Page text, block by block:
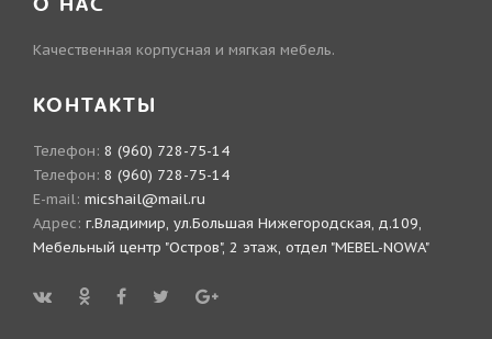
Качественная корпусная и мягкая мебель.
КОНТАКТЫ
Телефон: 8 (960) 728-75-14
Телефон: 8 (960) 728-75-14
E-mail: micshail@mail.ru
Адрес: г.Владимир, ул.Большая Нижегородская, д.109,
Мебельный центр "Остров", 2 этаж, отдел "MEBEL-NOWA"